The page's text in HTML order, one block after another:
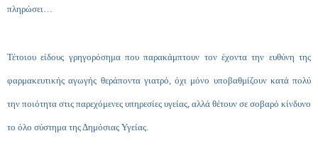
πληρώσει…
Τέτοιου είδους γρηγορόσημα που παρακάμπτουν τον έχοντα την ευθύνη της
φαρμακευτικής αγωγής θεράποντα γιατρό, όχι μόνο υποβαθμίζουν κατά πολύ
την ποιότητα στις παρεχόμενες υπηρεσίες υγείας, αλλά θέτουν σε σοβαρό κίνδυνο
το όλο σύστημα της Δημόσιας Υγείας.